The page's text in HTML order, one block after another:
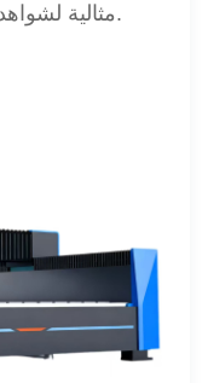
مثالية لشواهد القبور، والنقوش البارزة، والكتابة.